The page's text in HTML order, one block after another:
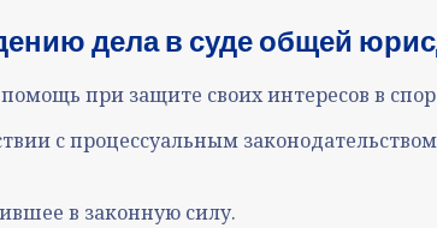
дела в суде общей
при защите своих интересов в
с процессуальным
в законную силу.